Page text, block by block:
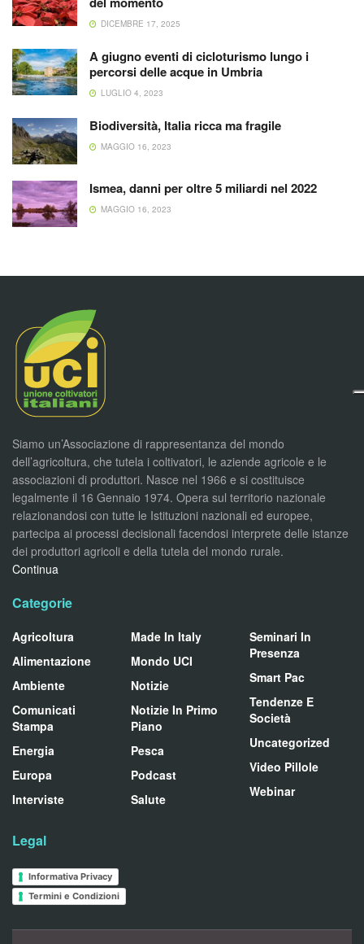
DICEMBRE 17, 2025
A giugno eventi di cicloturismo lungo i
percorsi delle acque in Umbria
LUGLIO 4, 2023
Biodiversità, Italia ricca ma fragile
MAGGIO 16, 2023
Ismea, danni per oltre 5 miliardi nel 2022
MAGGIO 16, 2023
Siamo un’Associazione di rappresentanza del mondo
dell’agricoltura, che tutela i coltivatori, le aziende agricole e le
associazioni di produttori. Nasce nel 1966 e si costituisce
legalmente il 16 Gennaio 1974. Opera sul territorio nazionale
relazionandosi con tutte le Istituzioni nazionali ed europee,
partecipa ai processi decisionali facendosi interprete delle istanze
dei produttori agricoli e della tutela del mondo rurale.
Continua
Categorie
Agricoltura
Alimentazione
Ambiente
Comunicati
Stampa
Energia
Europa
Interviste
Made In Italy
Mondo UCI
Notizie
Notizie In Primo
Piano
Pesca
Podcast
Salute
Seminari In
Presenza
Smart Pac
Tendenze E
Società
Uncategorized
Video Pillole
Webinar
Legal
Informativa Privacy
Termini e Condizioni